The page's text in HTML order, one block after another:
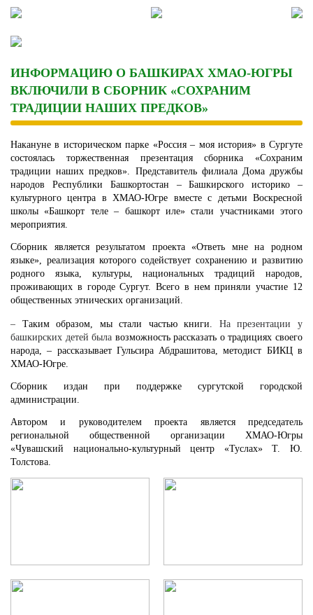
Skip
content
ИНФОРМАЦИЮ О БАШКИРАХ ХМАО-ЮГРЫ
ВКЛЮЧИЛИ В СБОРНИК «СОХРАНИМ
ТРАДИЦИИ НАШИХ ПРЕДКОВ»
Накануне в историческом парке «Россия – моя история» в Сургуте
состоялась торжественная презентация сборника «Сохраним
традиции наших предков». Представитель филиала Дома дружбы
народов Республики Башкортостан – Башкирского историко –
культурного центра в ХМАО-Югре вместе с детьми Воскресной
школы «Башкорт теле – башкорт иле» стали участниками этого
мероприятия.
Сборник является результатом проекта «Ответь мне на родном
языке», реализация которого содействует сохранению и развитию
родного языка, культуры, национальных традиций народов,
проживающих в городе Сургут. Всего в нем приняли участие 12
общественных этнических организаций.
– Таким образом, мы стали частью книги. На презентации у
башкирских детей была возможность рассказать о традициях своего
народа, – рассказывает Гульсира Абдрашитова, методист БИКЦ в
ХМАО-Югре.
Сборник издан при поддержке сургутской городской
администрации.
Автором и руководителем проекта является председатель
региональной общественной организации ХМАО-Югры
«Чувашский национально-культурный центр «Туслах» Т. Ю.
Толстова.